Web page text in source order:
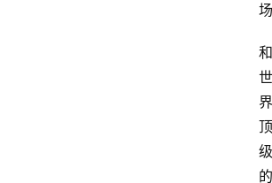
场
和
世
界
顶
级
的